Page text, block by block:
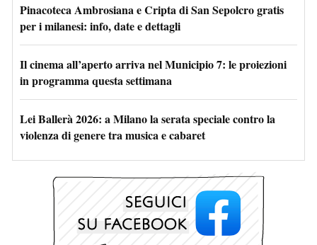
Pinacoteca Ambrosiana e Cripta di San Sepolcro gratis
per i milanesi: info, date e dettagli
Il cinema all’aperto arriva nel Municipio 7: le proiezioni
in programma questa settimana
Lei Ballerà 2026: a Milano la serata speciale contro la
violenza di genere tra musica e cabaret